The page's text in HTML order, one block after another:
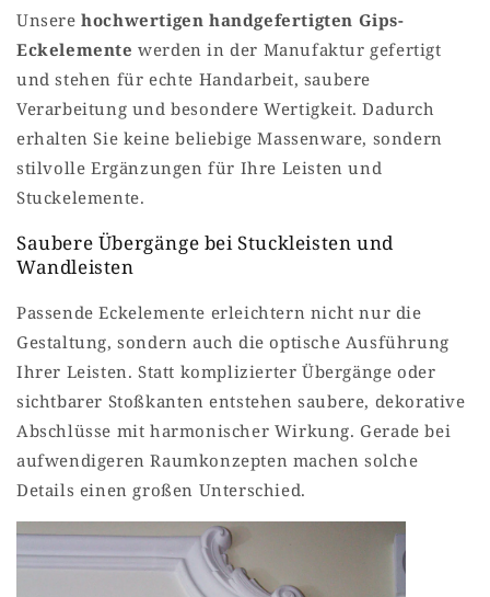
Unserehochwertigen handgefertigten Gips-
Eckelemente werden in der Manufaktur gefertigt
und stehen für echte Handarbeit, saubere
Verarbeitung und besondere Wertigkeit. Dadurch
erhalten Sie keine beliebige Massenware, sondern
stilvolle Ergänzungen für Ihre Leisten und
Stuckelemente.
Saubere Übergänge bei Stuckleisten und
Wandleisten
Passende Eckelemente erleichtern nicht nur die
Gestaltung, sondern auch die optische Ausführung
Ihrer Leisten. Statt komplizierter Übergänge oder
sichtbarer Stoßkanten entstehen saubere, dekorative
Abschlüsse mit harmonischer Wirkung. Gerade bei
aufwendigeren Raumkonzepten machen solche
Details einen großen Unterschied.